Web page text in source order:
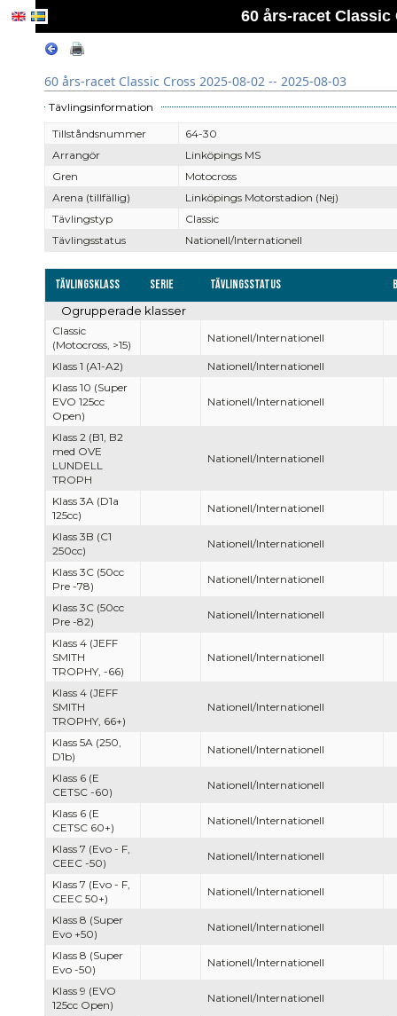
60 års-racet Classic
60 års-racet Classic Cross 2025-08-02 -- 2025-08-03
Tävlingsinformation
Tillståndsnummer
64-30
Arrangör
Linköpings MS
Gren
Motocross
Arena (tillfällig)
Linköpings Motorstadion (Nej)
Tävlingstyp
Classic
Tävlingsstatus
Nationell/Internationell
Tävlingsklass Serie Tävlingsstatus
Ogrupperade klasser
Classic
(Motocross, >15)
Nationell/Internationell
Klass 1 (A1-A2)
Nationell/Internationell
Klass 10 (Super
EVO 125cc
Open)
Nationell/Internationell
Klass 2 (B1, B2
med OVE
LUNDELL
TROPH
Nationell/Internationell
Klass 3A (D1a
125cc)
Nationell/Internationell
Klass 3B (C1
250cc)
Nationell/Internationell
Klass 3C (50cc
Pre -78)
Nationell/Internationell
Klass 3C (50cc
Pre -82)
Nationell/Internationell
Klass 4 (JEFF
SMITH
TROPHY, -66)
Nationell/Internationell
Klass 4 (JEFF
SMITH
TROPHY, 66+)
Nationell/Internationell
Klass 5A (250,
D1b)
Nationell/Internationell
Klass 6 (E
CETSC -60)
Nationell/Internationell
Klass 6 (E
CETSC 60+)
Nationell/Internationell
Klass 7 (Evo - F,
CEEC -50)
Nationell/Internationell
Klass 7 (Evo - F,
CEEC 50+)
Nationell/Internationell
Klass 8 (Super
Evo +50)
Nationell/Internationell
Klass 8 (Super
Evo -50)
Nationell/Internationell
Klass 9 (EVO
125cc Open)
Nationell/Internationell